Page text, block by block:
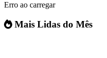
Erro ao carregar
Mais Lidas do Mês